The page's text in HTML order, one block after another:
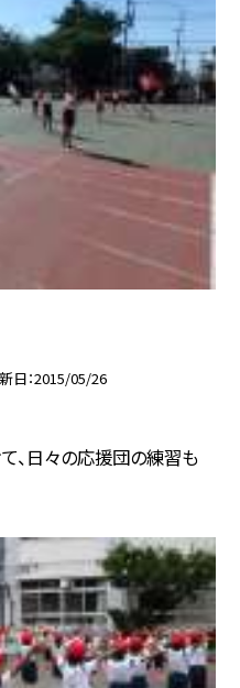
日 2015/05/26
て、日々の応援団の練習も